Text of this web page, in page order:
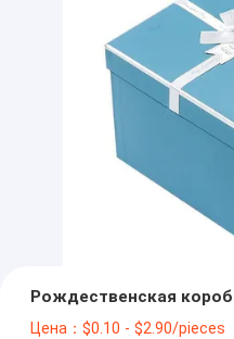
Рождественская
Цена：$0.10 - $2.90/pieces